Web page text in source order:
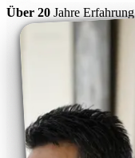
Über 20 Jahre Erfahrung